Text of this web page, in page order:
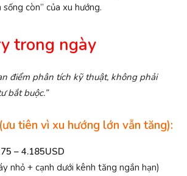
còn” của xu hướng.
trong ngày
điểm phân tích kỹ thuật, không phải
bắt buộc.”
tiên vì xu hướng lớn vẫn tăng):
– 4.185USD
nhỏ + cạnh dưới kênh tăng ngắn hạn)